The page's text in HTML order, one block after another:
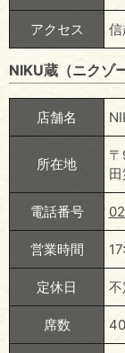
アクセス
NIKU蔵（ニクゾ
店舗名
所在地
電話番号
営業時間
定休日
席数